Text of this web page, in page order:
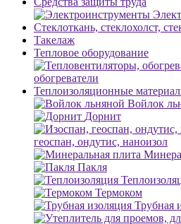
Стеклоткань, стеклохолст,
Такелаж
Тепловое оборудование
обогреватели
Теплоизоляционные
Войлок
Дорнит
геоспан, ондутис, наноизол
Пакля
Термоком
Трубная